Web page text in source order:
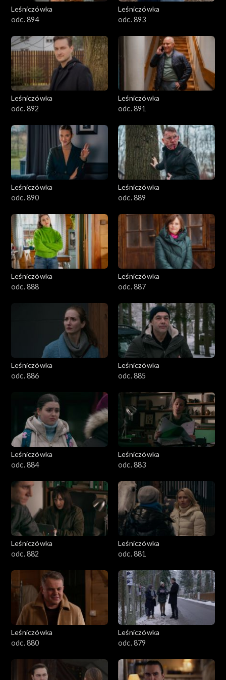
Leśniczówka
odc. 894
Leśniczówka
odc. 893
Leśniczówka
odc. 892
Leśniczówka
odc. 891
Leśniczówka
odc. 890
Leśniczówka
odc. 889
Leśniczówka
odc. 888
Leśniczówka
odc. 887
Leśniczówka
odc. 886
Leśniczówka
odc. 885
Leśniczówka
odc. 884
Leśniczówka
odc. 883
Leśniczówka
odc. 882
Leśniczówka
odc. 881
Leśniczówka
odc. 880
Leśniczówka
odc. 879